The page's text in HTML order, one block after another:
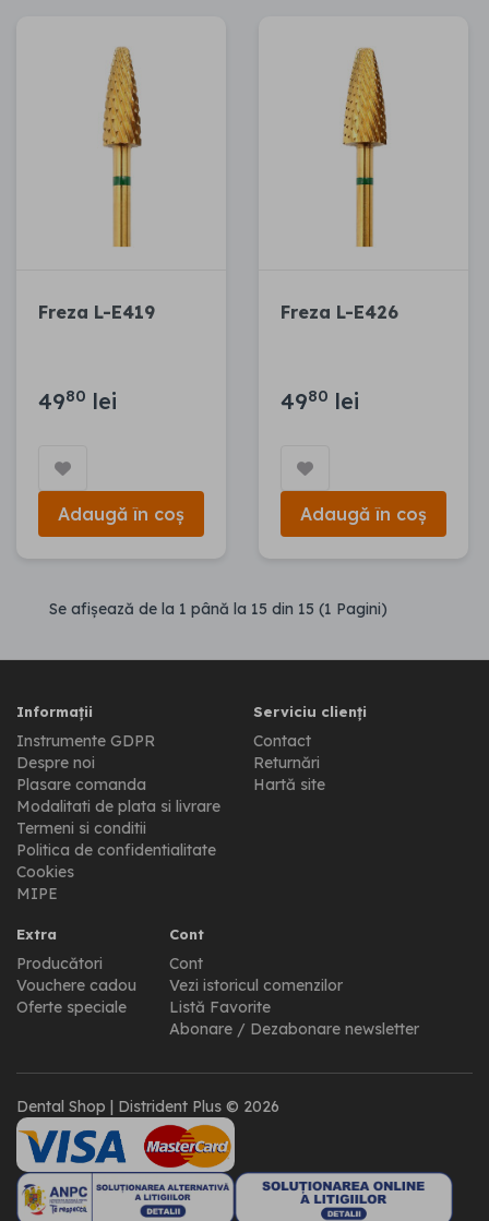
Freza L-E419
4980 lei
Adaugă în coș
Freza L-E426
4980 lei
Adaugă în coș
Se afişează de la 1 până la 15 din 15 (1 Pagini)
Informații
Instrumente GDPR
Despre noi
Plasare comanda
Modalitati de plata si livrare
Termeni si conditii
Politica de confidentialitate
Cookies
MIPE
Serviciu clienți
Contact
Returnări
Hartă site
Extra
Producători
Vouchere cadou
Oferte speciale
Cont
Cont
Vezi istoricul comenzilor
Listă Favorite
Abonare / Dezabonare newsletter
Dental Shop | Distrident Plus © 2026